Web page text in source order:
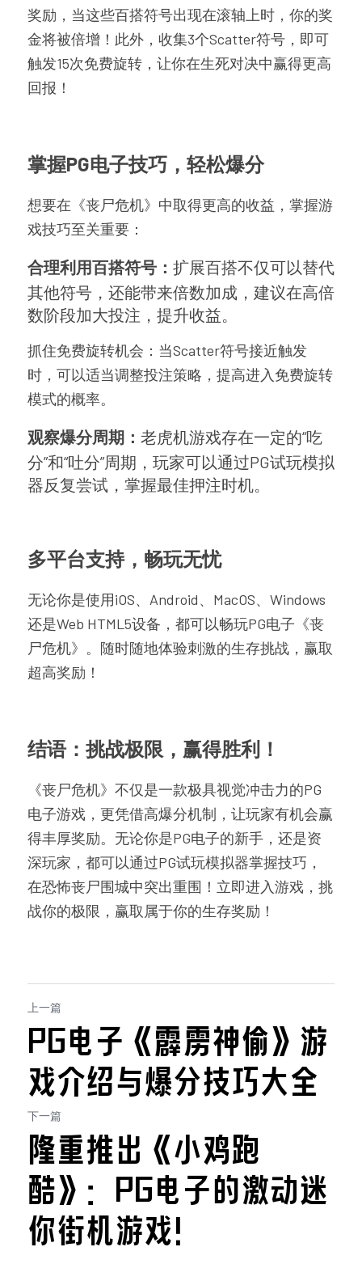
奖励，当这些百搭符号出现在滚轴上时，你的奖
金将被倍增！此外，收集3个Scatter符号，即可
触发15次免费旋转，让你在生死对决中赢得更高
回报！
掌握PG电子技巧，轻松爆分
想要在《丧尸危机》中取得更高的收益，掌握游
戏技巧至关重要：
合理利用百搭符号： 扩展百搭不仅可以替代
其他符号，还能带来倍数加成，建议在高倍
数阶段加大投注，提升收益。
抓住免费旋转机会：当Scatter符号接近触发
时，可以适当调整投注策略，提高进入免费旋转
模式的概率。
观察爆分周期： 老虎机游戏存在一定的“吃
分”和“吐分”周期，玩家可以通过PG试玩模拟
器反复尝试，掌握最佳押注时机。
多平台支持，畅玩无忧
无论你是使用iOS、Android、MacOS、Windows
还是Web HTML5设备，都可以畅玩PG电子《丧
尸危机》。随时随地体验刺激的生存挑战，赢取
超高奖励！
结语：挑战极限，赢得胜利！
《丧尸危机》不仅是一款极具视觉冲击力的PG
电子游戏，更凭借高爆分机制，让玩家有机会赢
得丰厚奖励。无论你是PG电子的新手，还是资
深玩家，都可以通过PG试玩模拟器掌握技巧，
在恐怖丧尸围城中突出重围！立即进入游戏，挑
战你的极限，赢取属于你的生存奖励！
上一篇
PG电子《霹雳神偷》游
戏介绍与爆分技巧大全
下一篇
隆重推出《小鸡跑
酷》：PG电子的激动迷
你街机游戏！